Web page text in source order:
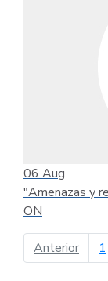
06 Aug
"Amenazas y
ON
Anterior 1